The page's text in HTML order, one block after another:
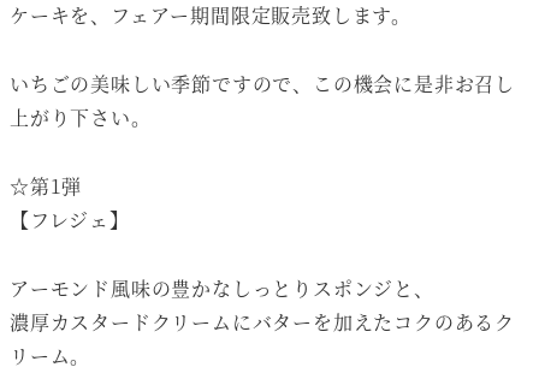
ケーキを、フェアー期間限定販売致します。
いちごの美味しい季節ですので、この機会に是非お召し
上がり下さい。
☆第1弾
【フレジェ】
アーモンド風味の豊かなしっとりスポンジと、
濃厚カスタードクリームにバターを加えたコクのあるク
リーム。